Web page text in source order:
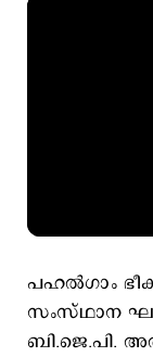
പഹല്‍ഗാം
സംസ്ഥാന
ബി.ജെ.പി.